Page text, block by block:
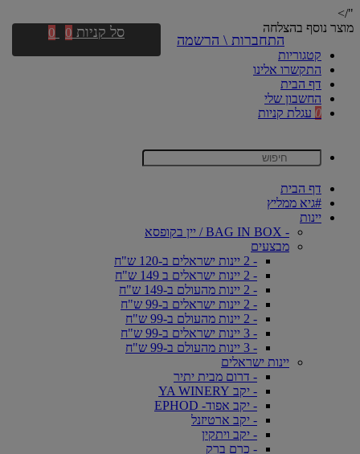
"/>
מוצר נוסף בהצלחה
קטגוריות
התקשרו אלינו
דף הבית
החשבון שלי
0 עגלת קניות
דף הבית
#גיא ממליץ
יינות
- BAG IN BOX / יין בקופסא
מבצעים
- 2 יינות ישראלים ב-120 ש"ח
- 2 יינות ישראלים ב 149 ש"ח
- 2 יינות מהעולם ב-149 ש"ח
- 2 יינות ישראלים ב-99 ש"ח
- 2 יינות מהעולם ב-99 ש"ח
- 3 יינות ישראלים ב-99 ש"ח
- 3 יינות מהעולם ב-99 ש"ח
יינות ישראלים
- דרום מבית יתיר
- יקב YA WINERY
- יקב אפוד- EPHOD
- יקב ארטיזנל
- יקב ויתקין
- כרם ברק
התחברות \ הרשמה סל קניות 0
0